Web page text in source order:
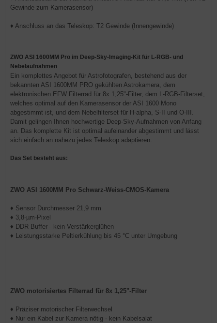
Gewinde zum Kamerasensor)
♦ Anschluss an das Teleskop: T2 Gewinde (Innengewinde)
ZWO ASI 1600MM Pro im Deep-Sky-Imaging-Kit für L-RGB- und
Nebelaufnahmen
Ein komplettes Angebot für Astrofotografen, bestehend aus der
bekannten ASI 1600MM PRO gekühlten Astrokamera, dem
elektronischen EFW Filterrad für 8x 1,25"-Filter, dem L-RGB-Filterset,
welches optimal auf den Kamerasensor der ASI 1600 Mono
abgestimmt ist, und dem Nebelfilterset für H-alpha, S-II und O-III.
Damit gelingen Ihnen hochwertige Deep-Sky-Aufnahmen von Anfang
an. Das komplette Kit ist optimal aufeinander abgestimmt und lässt
sich einfach an nahezu jedes Teleskop adaptieren.
Das Set besteht aus:
ZWO ASI 1600MM Pro Schwarz-Weiss-CMOS-Kamera
♦ Sensor Durchmesser 21,9 mm
♦ 3,8-µm-Pixel
♦ DDR Buffer - kein Verstärkerglühen
♦ Leistungsstarke Peltierkühlung bis 45 °C unter Umgebung
ZWO motorisiertes Filterrad für 8x 1,25"-Filter
♦ Präziser motorischer Filterwechsel
♦ Nur ein Kabel zur Kamera nötig - kein Kabelsalat